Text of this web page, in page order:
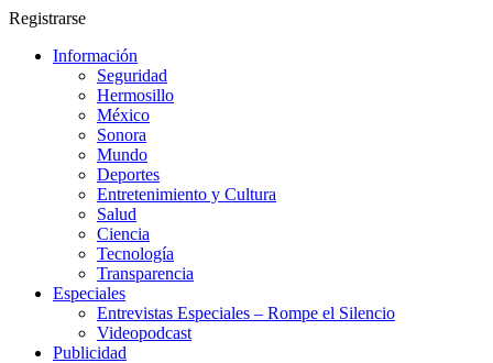
Registrarse
Información
Seguridad
Hermosillo
México
Sonora
Mundo
Deportes
Entretenimiento y Cultura
Salud
Ciencia
Tecnología
Transparencia
Especiales
Entrevistas Especiales – Rompe el Silencio
Videopodcast
Publicidad